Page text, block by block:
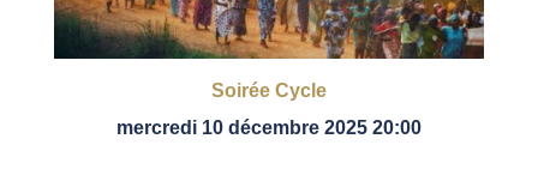
Soirée Cycle
mercredi 10 décembre 2025 20:00